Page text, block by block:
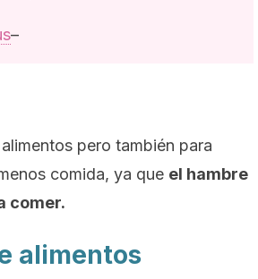
–
pero también para
comida, ya que el hambre
comer.
alimentos